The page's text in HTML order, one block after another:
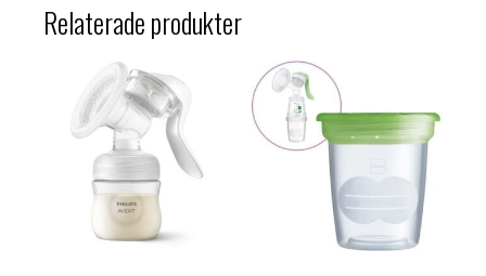
Relaterade produkter